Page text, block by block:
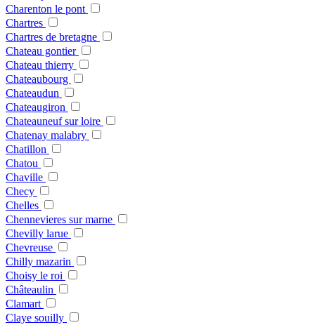
Charenton le pont
Chartres
Chartres de bretagne
Chateau gontier
Chateau thierry
Chateaubourg
Chateaudun
Chateaugiron
Chateauneuf sur loire
Chatenay malabry
Chatillon
Chatou
Chaville
Checy
Chelles
Chennevieres sur marne
Chevilly larue
Chevreuse
Chilly mazarin
Choisy le roi
Châteaulin
Clamart
Claye souilly